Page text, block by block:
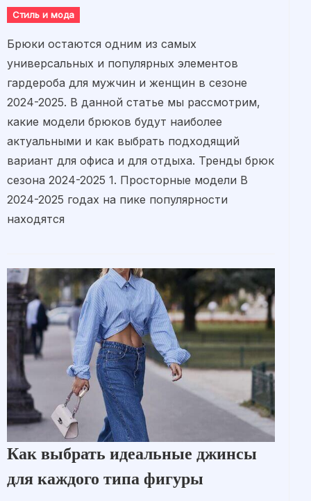
Стиль и мода
Брюки остаются одним из самых
универсальных и популярных элементов
гардероба для мужчин и женщин в сезоне
2024-2025. В данной статье мы рассмотрим,
какие модели брюков будут наиболее
актуальными и как выбрать подходящий
вариант для офиса и для отдыха. Тренды брюк
сезона 2024-2025 1. Просторные модели В
2024-2025 годах на пике популярности
находятся
Как выбрать идеальные джинсы
для каждого типа фигуры